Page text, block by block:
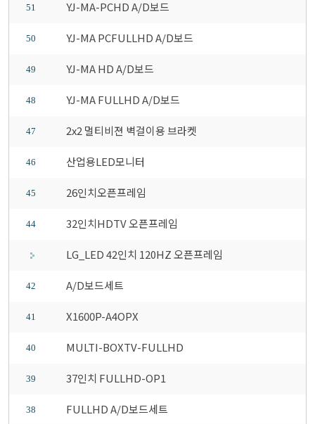
51 YJ-MA-PCHD A/D보드
50 YJ-MA PCFULLHD A/D보드
49 YJ-MA HD A/D보드
48 YJ-MA FULLHD A/D보드
47 2x2 멀티비젼 벽걸이용 브라켓
46 산업용LED모니터
45 26인치오픈프레임
44 32인치HDTV 오픈프레임
LG_LED 42인치 120HZ 오픈프레임
42 A/D보드세트
41 X1600P-A4OPX
40 MULTI-BOXTV-FULLHD
39 37인치 FULLHD-OP1
38 FULLHD A/D보드세트